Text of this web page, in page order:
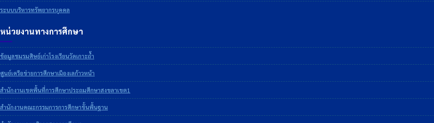
ระบบบริหารทรัพยากรบุคคล
หน่วยงานทางการศึกษา
ข้อมูลชมรมศิษย์เก่าโรงเรียนวัดเกาะถ้ำ
ศูนย์เครือข่ายการศึกษาเมืองเลก้าวหน้า
สำนักงานเขตพื้นที่การศึกษาประถมศึกษาสงขลาเขต1
สำนักงานคณะกรรมการการศึกษาขั้นพื้นฐาน